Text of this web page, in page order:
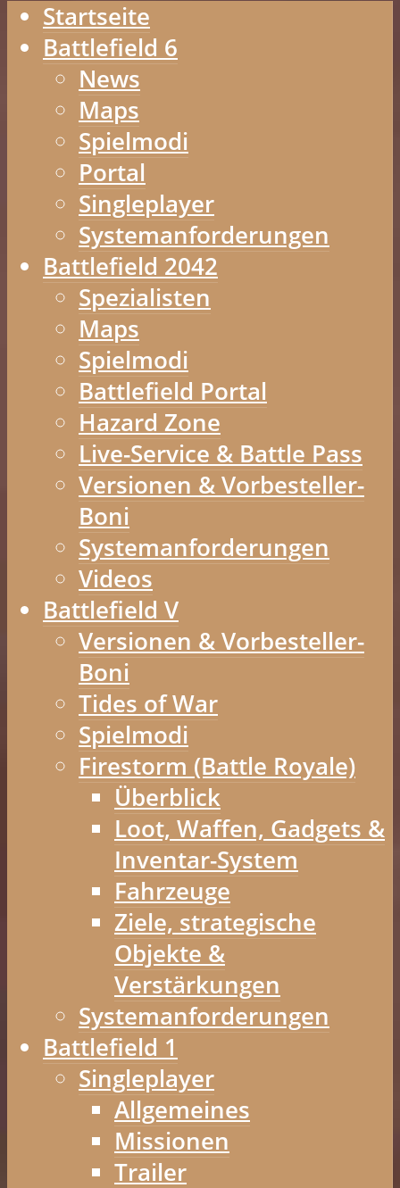
Startseite
Battlefield 6
News
Maps
Spielmodi
Portal
Singleplayer
Systemanforderungen
Battlefield 2042
Spezialisten
Maps
Spielmodi
Battlefield Portal
Hazard Zone
Live-Service & Battle Pass
Versionen & Vorbesteller-
Boni
Systemanforderungen
Videos
Battlefield V
Versionen & Vorbesteller-
Boni
Tides of War
Spielmodi
Firestorm (Battle Royale)
Überblick
Loot, Waffen, Gadgets &
Inventar-System
Fahrzeuge
Ziele, strategische
Objekte &
Verstärkungen
Systemanforderungen
Battlefield 1
Singleplayer
Allgemeines
Missionen
Trailer